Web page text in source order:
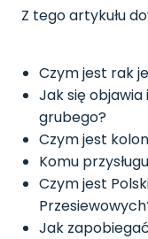
Z tego artykułu
Czym jest rak
Jak się
grubego?
Czym jest
Komu
Czym jest
Jak